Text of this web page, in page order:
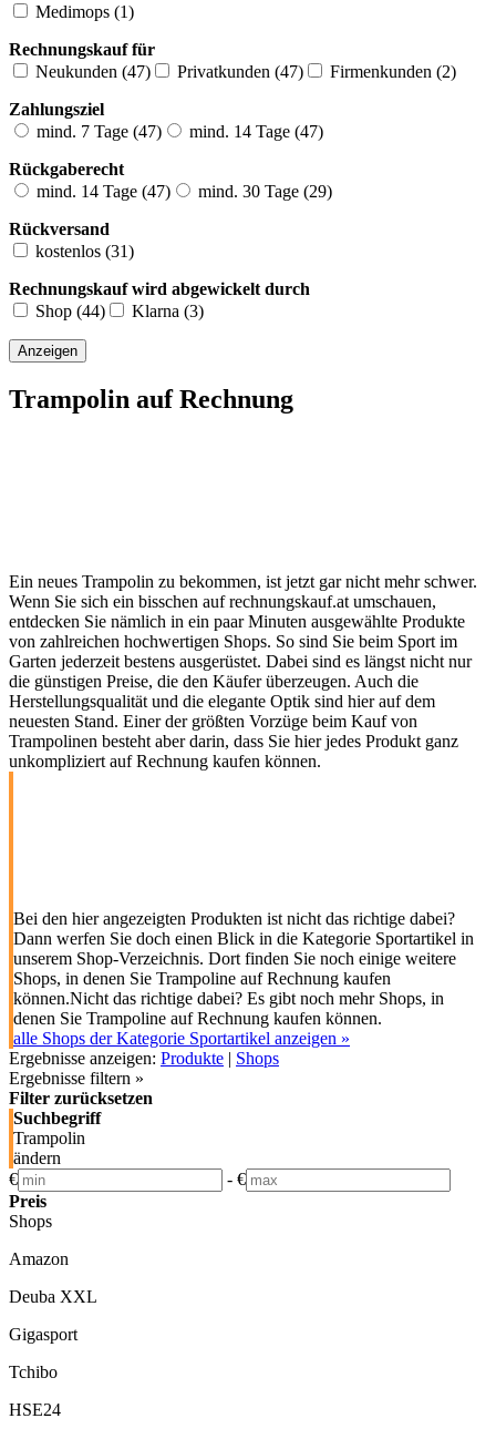
Medimops (1)
Rechnungskauf für
Neukunden (47)
Privatkunden (47)
Firmenkunden (2)
Zahlungsziel
mind. 7 Tage (47)
mind. 14 Tage (47)
Rückgaberecht
mind. 14 Tage (47)
mind. 30 Tage (29)
Rückversand
kostenlos (31)
Rechnungskauf wird abgewickelt durch
Shop (44)
Klarna (3)
Trampolin auf Rechnung
Ein neues Trampolin zu bekommen, ist jetzt gar nicht mehr schwer.
Wenn Sie sich ein bisschen auf rechnungskauf.at umschauen,
entdecken Sie nämlich in ein paar Minuten ausgewählte Produkte
von zahlreichen hochwertigen Shops. So sind Sie beim Sport im
Garten jederzeit bestens ausgerüstet. Dabei sind es längst nicht nur
die günstigen Preise, die den Käufer überzeugen. Auch die
Herstellungsqualität und die elegante Optik sind hier auf dem
neuesten Stand. Einer der größten Vorzüge beim Kauf von
Trampolinen besteht aber darin, dass Sie hier jedes Produkt ganz
unkompliziert auf Rechnung kaufen können.
Bei den hier angezeigten Produkten ist nicht das richtige dabei?
Dann werfen Sie doch einen Blick in die Kategorie Sportartikel in
unserem Shop-Verzeichnis. Dort finden Sie noch einige weitere
Shops, in denen Sie Trampoline auf Rechnung kaufen
können.Nicht das richtige dabei? Es gibt noch mehr Shops, in
denen Sie Trampoline auf Rechnung kaufen können.
alle Shops der Kategorie Sportartikel anzeigen »
Ergebnisse anzeigen: Produkte | Shops
Ergebnisse filtern »
Filter zurücksetzen
Suchbegriff
Trampolin
ändern
€
- €
Preis
Shops
Amazon
Deuba XXL
Gigasport
Tchibo
HSE24